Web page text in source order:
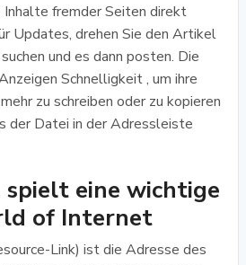
Inhalte fremder Seiten direkt
Updates, drehen Sie den Artikel
und es dann posten. Die
Schnelligkeit , um ihre
zu schreiben oder zu kopieren
der Datei in der Adressleiste
spielt eine wichtige
of Internet
Link) ist die Adresse des